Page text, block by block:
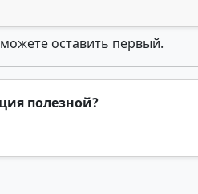
оставить первый.
полезной?